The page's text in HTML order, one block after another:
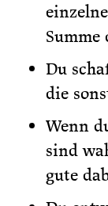
Du
die
Wenn
sind
gute